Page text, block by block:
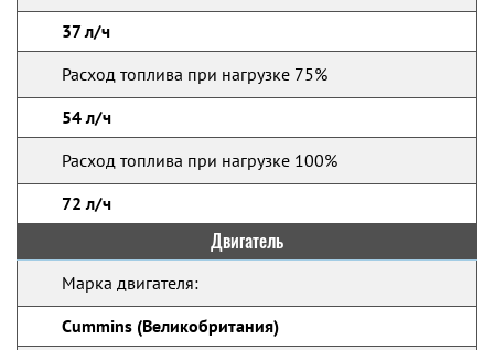
37 л/ч
Расход топлива при нагрузке 75%
54 л/ч
Расход топлива при нагрузке 100%
72 л/ч
Двигатель
Марка двигателя:
Cummins (Великобритания)